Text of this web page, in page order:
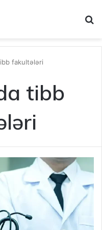
fakultələri
tibb